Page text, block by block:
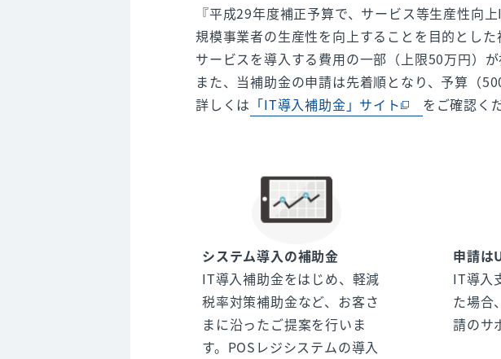
『平成29年度補正予算で、サービス等生産性向
規模事業者の生産性を向上することを目的とし
サービスを導入する費用の一部（上限50万円）が
また、当補助金の申請は先着順となり、予算（
詳しくは 「IT導入補助金」サイト をご確認く
システム導入の補助金
IT導入補助金をはじめ、軽減
税率対策補助金など、お客さ
まに沿ったご提案を行いま
す。POSレジシステムの導入
申請は
IT導入
た場合
請のサ